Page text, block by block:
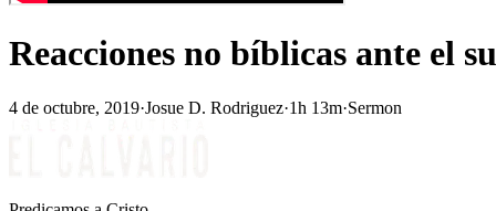
Reacciones no bíblicas ante el
4 de octubre, 2019·Josue D. Rodriguez·1h 13m·Sermon